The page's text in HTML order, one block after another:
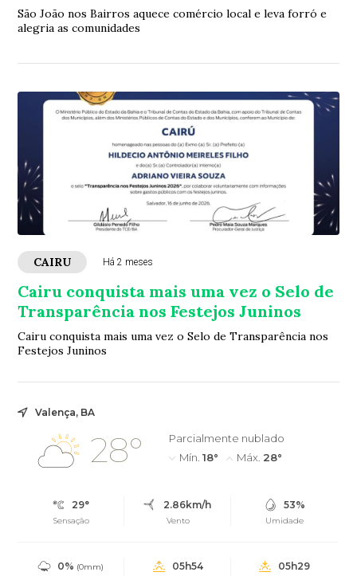
São João nos Bairros aquece comércio local e leva forró e
alegria as comunidades
CAIRU Há 2 meses
Cairu conquista mais uma vez o Selo de
Transparência nos Festejos Juninos
Cairu conquista mais uma vez o Selo de Transparência nos
Festejos Juninos
Valença, BA
28°
Parcialmente nublado
Mín. 18° Máx. 28°
29°
Sensação
2.86km/h
Vento
53%
Umidade
0% (0mm)
05h54 05h29